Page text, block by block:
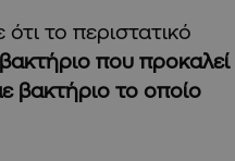
το περιστατικό
που προκαλεί
βακτήριο το οποίο